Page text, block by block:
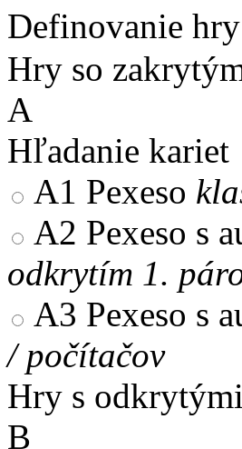
Definovanie hry
Hry so
A
Hľadanie kariet
A1 Pexeso
A2 Pexeso s
odkrytím 1.
A3 Pexeso s
/ počítačov
Hry s
B